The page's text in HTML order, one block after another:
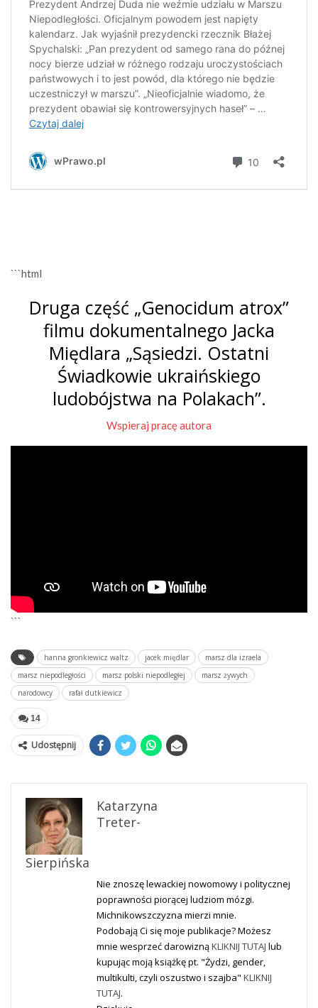
```html
Druga część „Genocidum atrox”
filmu dokumentalnego Jacka
Międlara „Sąsiedzi. Ostatni
Świadkowie ukraińskiego
ludobójstwa na Polakach”.
Wspieraj pracę autora
```
hanna gronkiewicz waltz jacek międlar
marsz dla izraela
marsz niepodległości
marsz polski niepodległej
marsz żywych
narodowcy
rafał dutkiewicz
14
Udostępnij
Katarzyna
Treter-
Sierpińska
Nie znoszę lewackiej nowomowy i politycznej
poprawności piorącej ludziom mózgi.
Michnikowszczyzna mierzi mnie.
Podobają Ci się moje publikacje? Możesz
mnie wesprzeć darowiznąKLIKNIJ TUTAJ lub
kupując moją książkę pt. "Żydzi, gender,
multikulti, czyli oszustwo i szajba" KLIKNIJ
TUTAJ.